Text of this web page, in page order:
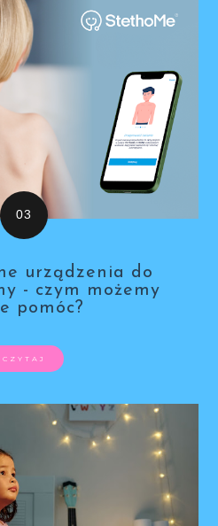
urządzenia do
- czym możemy
pomóc?
CZYTAJ